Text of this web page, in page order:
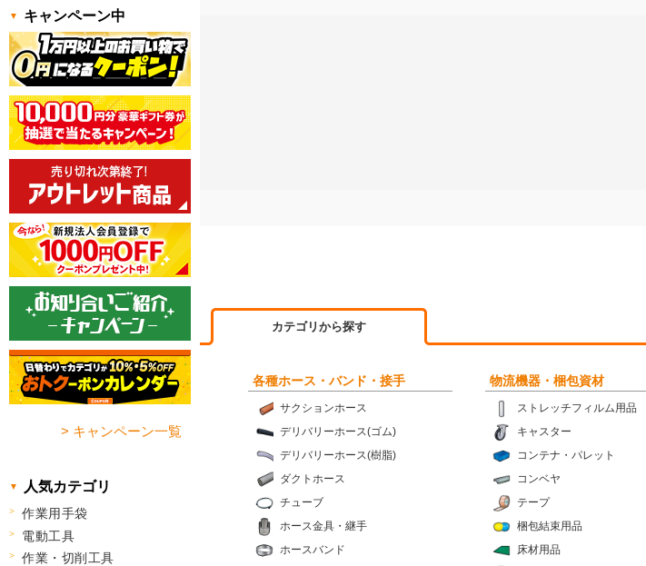
カテゴリから探す
各種ホース・バンド・接手
サクションホース
デリバリーホース(ゴム)
デリバリーホース(樹脂)
ダクトホース
チューブ
ホース金具・継手
ホースバンド
物流機器・梱包資材
ストレッチフィルム用品
キャスター
コンテナ・パレット
コンベヤ
テープ
梱包結束用品
床材用品
キャンペーン中
> キャンペーン一覧
人気カテゴリ
作業用手袋
電動工具
作業・切削工具